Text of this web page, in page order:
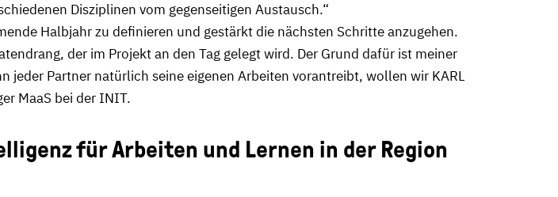
Disziplinen vom gegenseitigen Austausch.“
Halbjahr zu definieren und gestärkt die nächsten Schritte anzugehen.
der im Projekt an den Tag gelegt wird. Der Grund dafür ist meiner
jeder Partner natürlich seine eigenen Arbeiten vorantreibt, wollen wir KARL
MaaS bei der INIT.
für Arbeiten und Lernen in der Region